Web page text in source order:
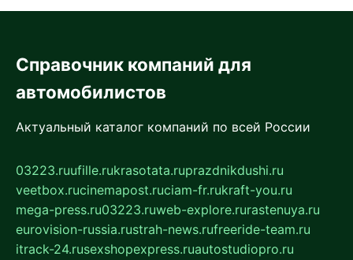
Справочник компаний для
автомобилистов
Актуальный каталог компаний по всей России
03223.ruufille.rukrasotata.ruprazdnikdushi.ru
veetbox.rucinemapost.ruciam-fr.rukraft-you.ru
mega-press.ru03223.ruweb-explore.rurastenuya.ru
eurovision-russia.rustrah-news.rufreeride-team.ru
itrack-24.rusexshopexpress.ruautostudiopro.ru